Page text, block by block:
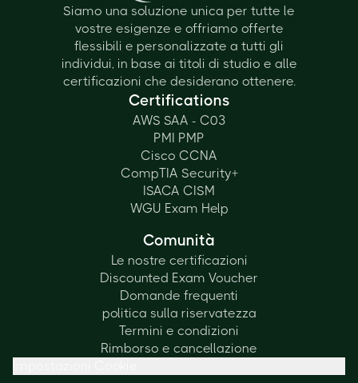
Siamo una soluzione unica per tutte le
vostre esigenze e offriamo offerte
flessibili e personalizzate a tutti gli
individui, in base ai titoli di studio e alle
certificazioni che desiderano ottenere.
Certifications
AWS SAA - C03
PMI PMP
Cisco CCNA
CompTIA Security+
ISACA CISM
WGU Exam Help
Comunità
Le nostre certificazioni
Discounted Exam Voucher
Domande frequenti
politica sulla riservatezza
Termini e condizioni
Rimborso e cancellazione